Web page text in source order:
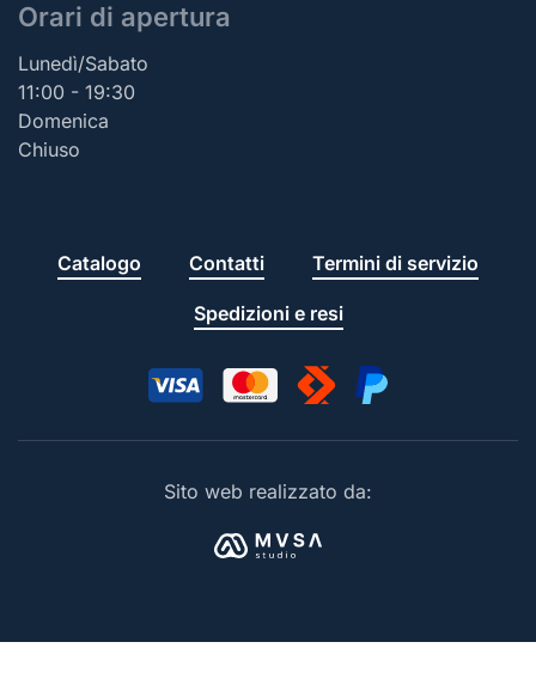
Orari di apertura
Lunedì/Sabato
11:00 - 19:30
Domenica
Chiuso
Catalogo Contatti Termini di servizio
Spedizioni e resi
Sito web realizzato da: